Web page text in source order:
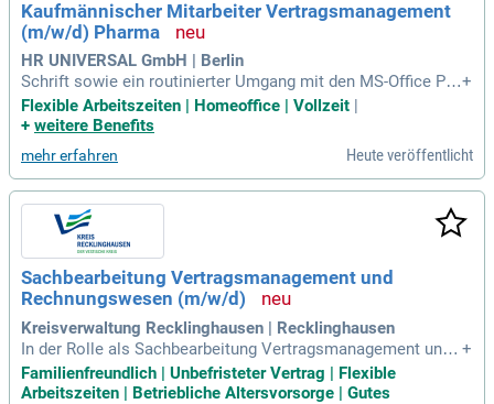
Kaufmännischer Mitarbeiter Vertragsmanagement
(m/w/d) Pharma
HR UNIVERSAL GmbH | Berlin
Schrift sowie ein routinierter Umgang mit den MS-Office Pro
grammen; SAP Kenntnisse von Vorteil; Ein souveränes Auftr
eten, Kommunikationsfähigkeit sowie eine sorgfältige Arbei
+
Flexible Arbeitszeiten | Homeoffice | Vollzeit
+ weitere Benefits
mehr erfahren Heute veröffentlicht
Sachbearbeitung Vertragsmanagement und
Rechnungswesen (m/w/d)
Kreisverwaltung Recklinghausen | Recklinghausen
In der Rolle als Sachbearbeitung Vertragsmanagement und
Rechnungswesen sorgen Sie für ein wirtschaftliches, rechts
sicheres und transparentes Vertragsmanagement im Fachdi
+
Familienfreundlich | Unbefristeter Vertrag | Flexible
Arbeitszeiten | Betriebliche Altersvorsorge | Gutes